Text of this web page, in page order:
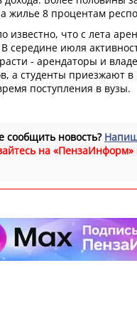
жилье 8 процентам
известно, что с лета
середине июля
- арендаторы и
а студенты приезжают
поступления в вузы.
сообщить новость?
на «ПензаИнформ»